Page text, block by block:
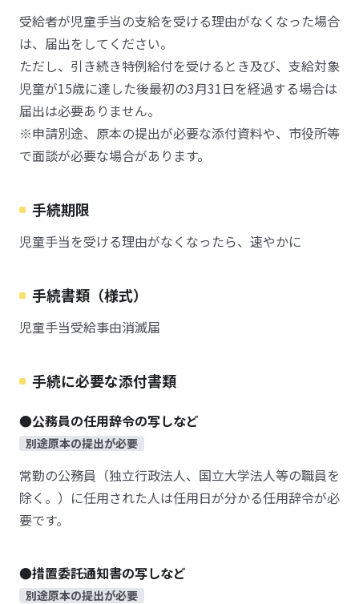
受給者が児童手当の支給を受ける理由がなくなった場合
は、届出をしてください。
ただし、引き続き特例給付を受けるとき及び、支給対象
児童が15歳に達した後最初の3月31日を経過する場合は
届出は必要ありません。
※申請別途、原本の提出が必要な添付資料や、市役所等
で面談が必要な場合があります。
手続期限
児童手当を受ける理由がなくなったら、速やかに
手続書類（様式）
児童手当受給事由消滅届
手続に必要な添付書類
●公務員の任用辞令の写しなど
別途原本の提出が必要
常勤の公務員（独立行政法人、国立大学法人等の職員を
除く。）に任用された人は任用日が分かる任用辞令が必
要です。
●措置委託通知書の写しなど
別途原本の提出が必要